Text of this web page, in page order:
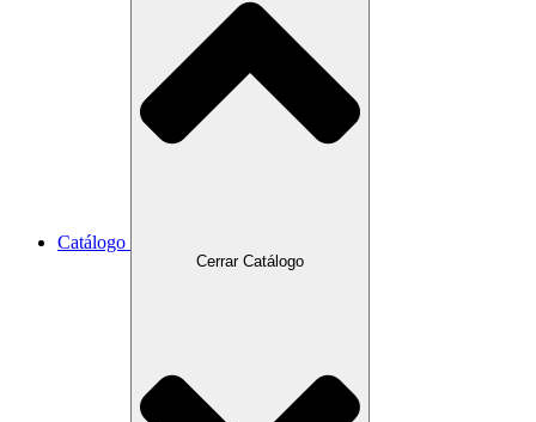
Catálogo
Cerrar Catálogo